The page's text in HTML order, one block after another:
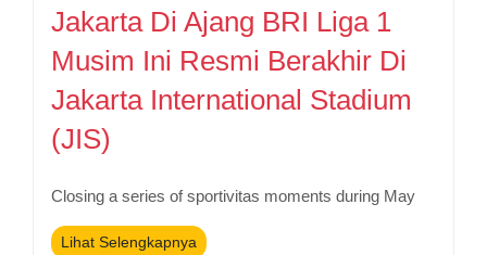
Jakarta Di Ajang BRI Liga 1
Musim Ini Resmi Berakhir Di
Jakarta International Stadium
(JIS)
Closing a series of sportivitas moments during May
Lihat Selengkapnya